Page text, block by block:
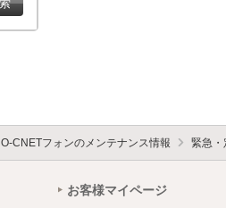
O-CNETフォンのメンテナンス情報 緊急・
お客様マイページ